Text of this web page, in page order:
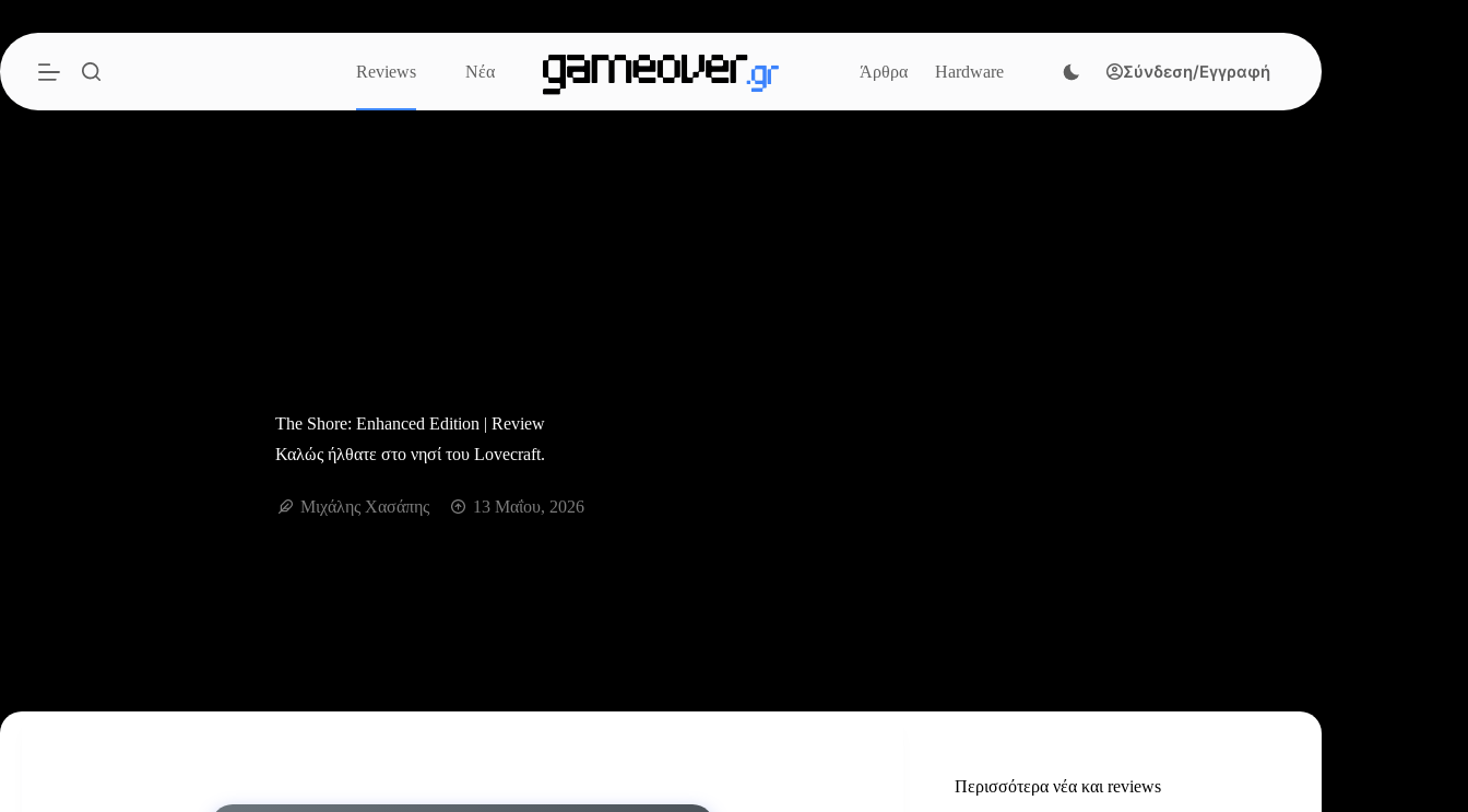
περιεχόμενο
Reviews
Νέα Άρθρα Hardware Σύνδεση/Εγγραφή
The Shore: Enhanced Edition | Review
Καλώς ήλθατε στο νησί του Lovecraft.
Μιχάλης Χασάπης 13 Μαΐου, 2026
Περισσότερα νέα και reviews